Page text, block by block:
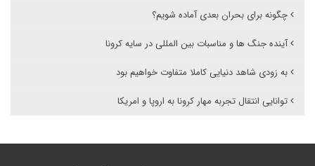
چگونه برای بحران بعدی آماده شویم؟
آینده جنگ ها و مناسبات بین المللی در سایه کرونا
به زودی شاهد دنیایی کاملا متفاوت خواهیم بود
توانایی انتقال تجربه مهار کرونا به اروپا و امریکا